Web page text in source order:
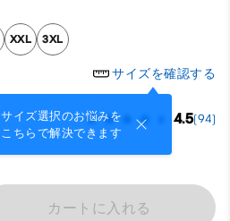
XXL 3XL
サイズを確認する
サイズ選択のお悩みを
こちらで解決できます
4.5(94)
カートに入れる